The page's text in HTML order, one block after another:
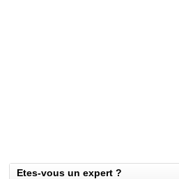
Etes-vous un expert ?